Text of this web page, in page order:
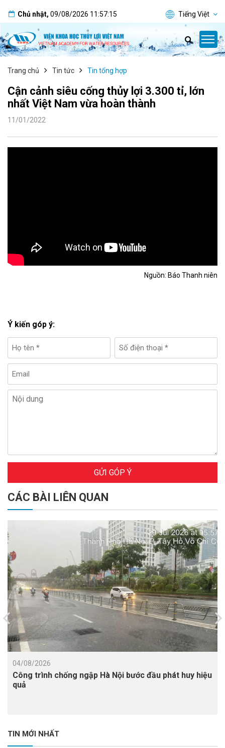
Chủ nhật, 09/08/2026 11:57:15 Tiếng Việt
Trang chủ Tin tức Tin tổng hợp
Cận cảnh siêu cống thủy lợi 3.300 tỉ, lớn
nhất Việt Nam vừa hoàn thành
11/01/2022
Nguồn: Báo Thanh niên
Ý kiến góp ý:
GỬI GÓP Ý
CÁC BÀI LIÊN QUAN
04/08/2026
Công trình chống ngập Hà Nội bước đầu phát huy hiệu
quả
TIN MỚI NHẤT